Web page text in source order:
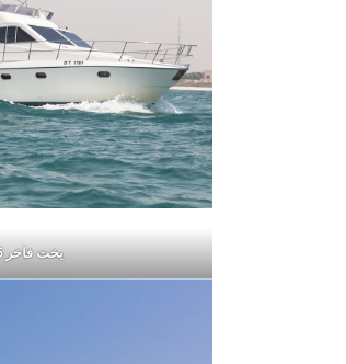
يخت فاخر 55 قدم